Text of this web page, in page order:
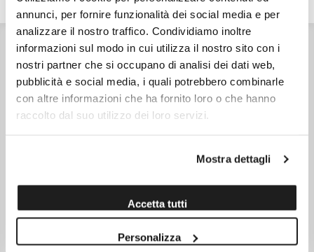
annunci, per fornire funzionalità dei social media e per
analizzare il nostro traffico. Condividiamo inoltre
informazioni sul modo in cui utilizza il nostro sito con i
nostri partner che si occupano di analisi dei dati web,
pubblicità e social media, i quali potrebbero combinarle
con altre informazioni che ha fornito loro o che hanno
raccolto dal suo utilizzo dei loro servizi.
Mostra dettagli
Accetta tutti
Personalizza
Articoli correlati
Miele Non Pastorizzato: il Miele
Grezzo dalle Incredibili Proprietà